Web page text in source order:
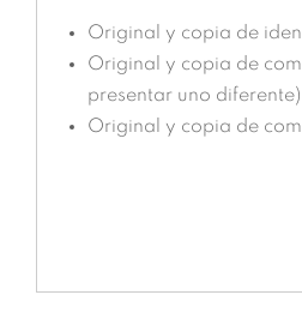
Original y copia de
Original y copia de
presentar uno diferente)
Original y copia de